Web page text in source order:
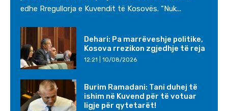
edhe Rregullorja e Kuvendit të Kosovës. “Nuk...
Dehari: Pa marrëveshje politike,
Kosova rrezikon zgjedhje të reja
12:21 | 10/08/2026
Burim Ramadani: Tani duhej të
ishim në Kuvend për të votuar
ligje për qytetarët!